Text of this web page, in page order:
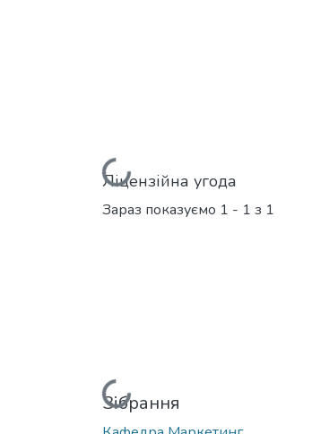
Вантажиться...
Ліцензійна угода
Зараз показуємо 1 - 1 з 1
Зібрання